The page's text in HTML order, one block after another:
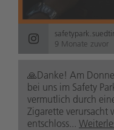
9 Monate zuvor
🙏Danke! Am
bei uns im Safety
vermutlich durch
Zigarette verursacht
entschloss...